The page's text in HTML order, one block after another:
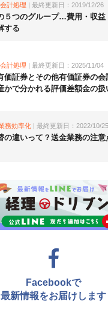
計処理 | 最終更新日：2019/12/26
５つのグループ…費用・収益
する
計処理 | 最終更新日：2025/11/04
価証券とその他有価証券の
かで分かれる評価差額金の扱
務効率化 | 最終更新日：2022/10/25
の違いって？送金業務の注
Facebookで
最新情報をお届けします